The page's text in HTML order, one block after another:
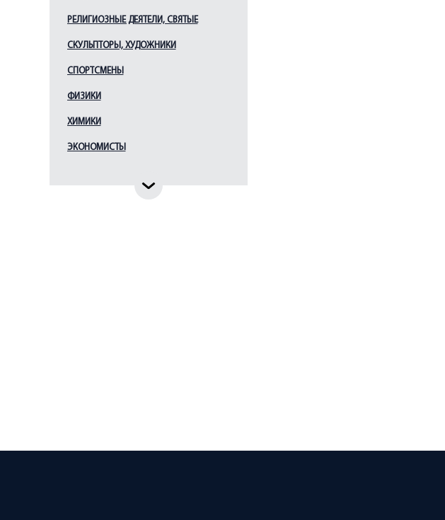
Свиньин В. Ф.
Старов И. Е.
Стасов В. П.
Таманян А. И.
РЕЛИГИОЗНЫЕ ДЕЯТЕЛИ, СВЯТЫЕ
СКУЛЬПТОРЫ, ХУДОЖНИКИ
СПОРТСМЕНЫ
ФИЗИКИ
ХИМИКИ
ЭКОНОМИСТЫ